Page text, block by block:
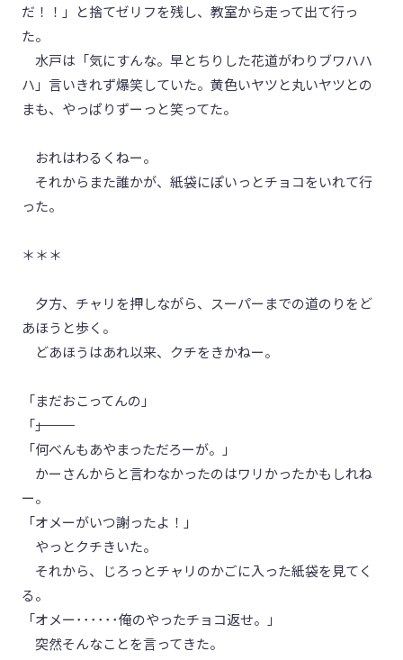
だ！！」と捨てゼリフを残し、教室から走って出て行っ
た。
水戸は「気にすんな。早とちりした花道がわりブワハハ
ハ」言いきれず爆笑していた。黄色いヤツと丸いヤツとの
まも、やっぱりずーっと笑ってた。
おれはわるくねー。
それからまた誰かが、紙袋にぽいっとチョコをいれて行
った。
＊＊＊
夕方、チャリを押しながら、スーパーまでの道のりをど
あほうと歩く。
どあほうはあれ以来、クチをきかねー。
「まだおこってんの」
「―――――――――」
「何べんもあやまっただろーが。」
かーさんからと言わなかったのはワリかったかもしれね
ー。
「オメーがいつ謝ったよ！」
やっとクチきいた。
それから、じろっとチャリのかごに入った紙袋を見てく
る。
「オメー･･････俺のやったチョコ返せ。」
突然そんなことを言ってきた。